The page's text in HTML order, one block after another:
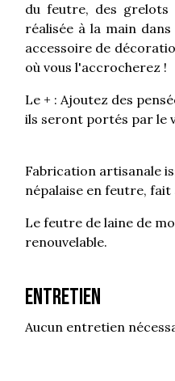
du feutre, des grelots
réalisée à la main
accessoire de
où vous l'accrocherez !
Le + : Ajoutez des
ils seront portés par le
Fabrication artisanale
népalaise en feutre, fait
Le feutre de laine de
renouvelable.
Entretien
Aucun entretien